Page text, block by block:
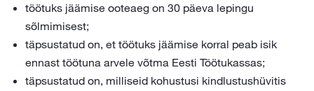
töötuks jäämise ooteaeg on 30 päeva lepingu
sõlmimisest;
täpsustatud on, et töötuks jäämise korral peab isik
ennast töötuna arvele võtma Eesti Töötukassas;
täpsustatud on, milliseid kohustusi kindlustushüvitis